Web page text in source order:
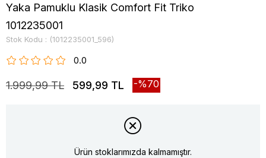
Yaka Pamuklu Klasik Comfort Fit Triko
1012235001
Stok Kodu (1012235001_596)
0.0
1.999,99 TL 599,99 TL 70
Ürün stoklarımızda kalmamıştır.